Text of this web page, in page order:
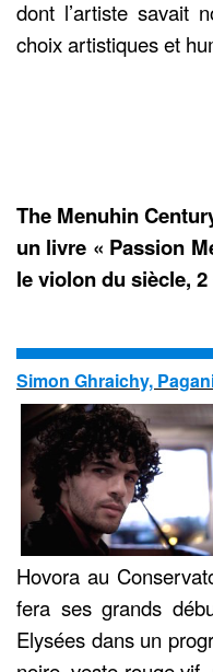
dont l’artiste savait
choix artistiques et
The Menuhin
un livre « Passion
le violon du siècle,
Simon Ghraichy,
Hovora au
fera ses grands
Elysées dans un